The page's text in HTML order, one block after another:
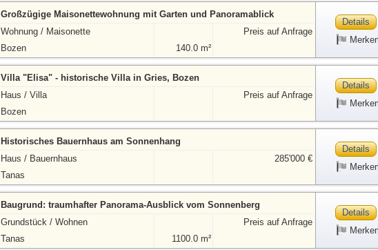
Großzügige Maisonettewohnung mit Garten und Panoramablick
Wohnung / Maisonette
Preis auf Anfrage
Bozen
140.0 m²
Details
Villa "Elisa" - historische Villa in Gries, Bozen
Haus / Villa
Preis auf Anfrage
Bozen
Details
Historisches Bauernhaus am Sonnenhang
Haus / Bauernhaus
285'000 €
Tanas
Details
Baugrund: traumhafter Panorama-Ausblick vom Sonnenberg
Grundstück / Wohnen
Preis auf Anfrage
Tanas
1100.0 m²
Details